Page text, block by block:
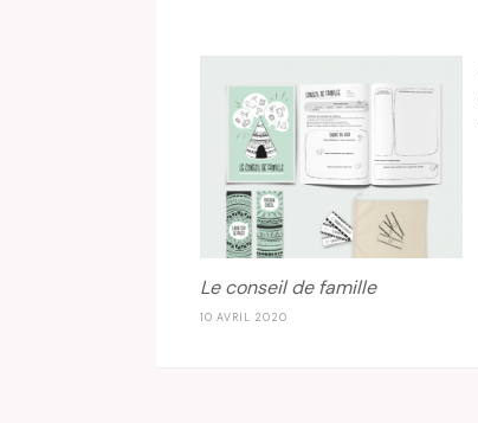
Le conseil de famille
10 AVRIL 2020